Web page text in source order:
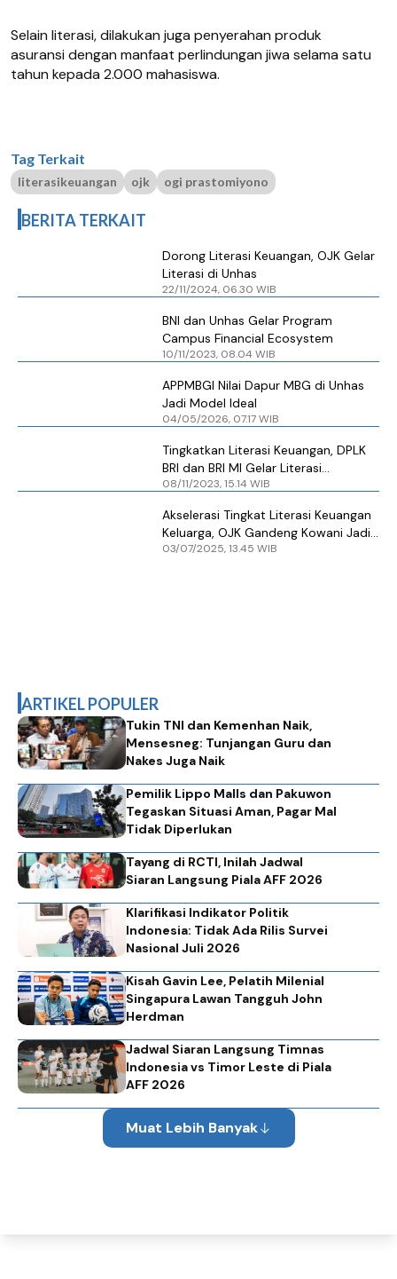
Selain literasi, dilakukan juga penyerahan produk
asuransi dengan manfaat perlindungan jiwa selama satu
tahun kepada 2.000 mahasiswa.
Tag Terkait
literasikeuangan ojk ogi prastomiyono
BERITA TERKAIT
Dorong Literasi Keuangan, OJK Gelar
Literasi di Unhas
22/11/2024, 06.30 WIB
BNI dan Unhas Gelar Program
Campus Financial Ecosystem
10/11/2023, 08.04 WIB
APPMBGI Nilai Dapur MBG di Unhas
Jadi Model Ideal
04/05/2026, 07.17 WIB
Tingkatkan Literasi Keuangan, DPLK
BRI dan BRI MI Gelar Literasi
Keuangan di IPB
08/11/2023, 15.14 WIB
Akselerasi Tingkat Literasi Keuangan
Keluarga, OJK Gandeng Kowani Jadi
Duta Literasi Keuangan
03/07/2025, 13.45 WIB
ARTIKEL POPULER
Tukin TNI dan Kemenhan Naik,
Mensesneg: Tunjangan Guru dan
Nakes Juga Naik
Pemilik Lippo Malls dan Pakuwon
Tegaskan Situasi Aman, Pagar Mal
Tidak Diperlukan
Tayang di RCTI, Inilah Jadwal
Siaran Langsung Piala AFF 2026
Klarifikasi Indikator Politik
Indonesia: Tidak Ada Rilis Survei
Nasional Juli 2026
Kisah Gavin Lee, Pelatih Milenial
Singapura Lawan Tangguh John
Herdman
Jadwal Siaran Langsung Timnas
Indonesia vs Timor Leste di Piala
AFF 2026
Muat Lebih Banyak